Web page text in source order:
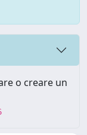
o creare un